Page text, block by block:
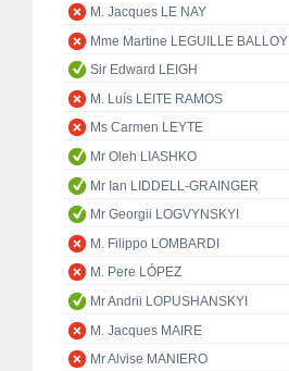
M. Jacques LE NAY
Mme Martine LEGUILLE BALLOY
Sir Edward LEIGH
M. Luís LEITE RAMOS
Ms Carmen LEYTE
Mr Oleh LIASHKO
Mr Ian LIDDELL-GRAINGER
Mr Georgii LOGVYNSKYI
M. Filippo LOMBARDI
M. Pere LÓPEZ
Mr Andrii LOPUSHANSKYI
M. Jacques MAIRE
Mr Alvise MANIERO